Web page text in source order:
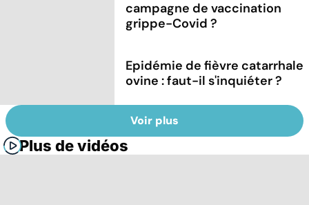
campagne de vaccination
grippe-Covid ?
Epidémie de fièvre catarrhale
ovine : faut-il s'inquiéter ?
Voir plus
Plus de vidéos